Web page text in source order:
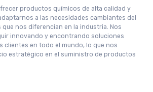
productos químicos de alta calidad y
a las necesidades cambiantes del
nos diferencian en la industria. Nos
innovando y encontrando soluciones
clientes en todo el mundo, lo que nos
estratégico en el suministro de productos